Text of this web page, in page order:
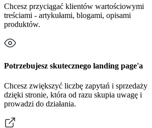
Chcesz przyciągać klientów wartościowymi
treściami - artykułami, blogami, opisami
produktów.
Potrzebujesz skutecznego landing page'a
Chcesz zwiększyć liczbę zapytań i sprzedaży
dzięki stronie, która od razu skupia uwagę i
prowadzi do działania.